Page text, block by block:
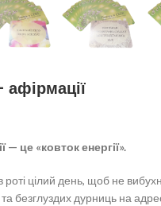
афірмації
— це «ковток енергії».
цілий день, щоб не
безглуздих дурниць на